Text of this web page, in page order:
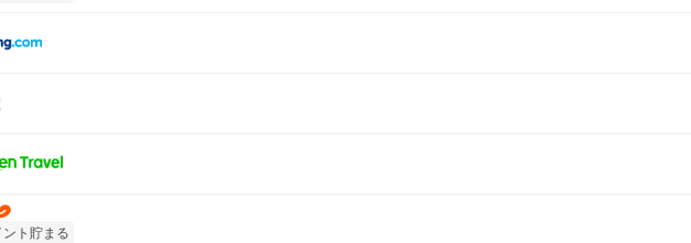
ント貯まる